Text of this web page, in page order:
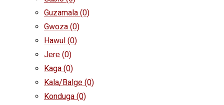
Guzamala (0)
Gwoza (0)
Hawul (0)
Jere (0)
Kaga (0)
Kala/Balge (0)
Konduga (0)